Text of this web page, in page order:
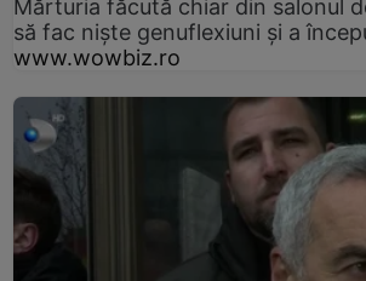
Mărturia făcută chiar din salonul
să fac niște genuflexiuni și a
www.wowbiz.ro